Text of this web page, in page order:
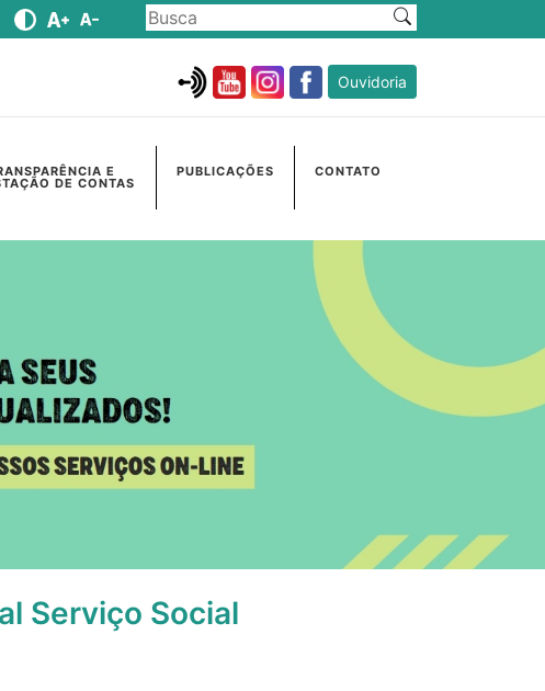
Ouvidoria
E
DE CONTAS
PUBLICAÇÕES CONTATO
Serviço Social